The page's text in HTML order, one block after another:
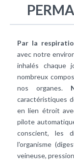
Par la
avec notre
inhalés chaque
nombreux
nos organes.
caractéristiques
en lien étroit
pilote
conscient, les
l'organisme
veineuse,